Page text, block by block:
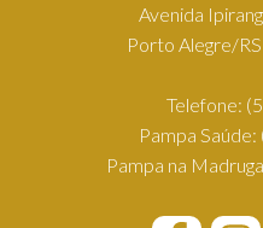
Avenida
Porto Alegre/
Telefone:
Pampa Saúde:
Pampa na